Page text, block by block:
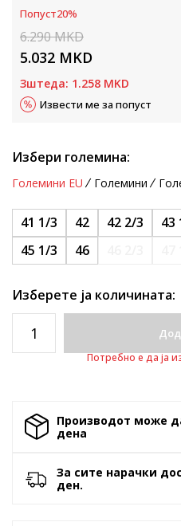
Попуст20%
6.290MKD
5.032 MKD
Зштеда: 1.258 MKD
Извести ме за попуст
Избери големина:
Големини EU Големини
41 1/3 42 42 2/3 43
45 1/3
46
Изберете ја количината:
Потребно е да ја
Производот може
денa
За сите нарачки
ден.